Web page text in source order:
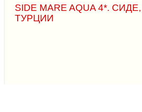
SIDE MARE AQUA 4*.
ТУРЦИИ